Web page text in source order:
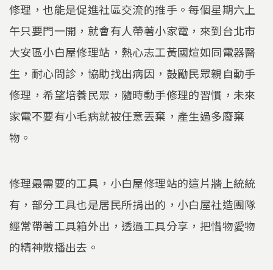
修理，也能是促進社區交流的推手。每個星期六上
午只要門一開，就會有人帶著小家電，來到台北市
大安區小白屋修理站，熱心志工黃國煊如同電器醫
生，耐心問診，協助找出病因，鼓勵民眾親自動手
修理，希望培養民眾，隨時動手修理的習慣，未來
家電不要有小毛病就被任意丟棄，產生過多廢棄
物。
修理最需要的工具，小白屋修理站的這片牆上統統
有，部分工具也是居民所捐出的，小白屋社造團隊
經常帶著工具箱外出，透過工具分享，把惜物愛物
的精神散播出去。